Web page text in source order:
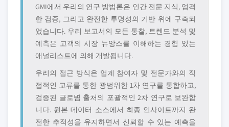
GMI에서 우리의 연구 방법론은 인간 전문 지식, 엄격
한 검증, 그리고 완전한 투명성의 기반 위에 구축되
었습니다. 우리 보고서의 모든 통찰, 트렌드 분석 및
예측은 고객의 시장 뉴앙스를 이해하는 경험 있는
애널리스트에 의해 개발됩니다.
우리의 접근 방식은 업계 참여자 및 전문가와의 직
접적인 교류를 통한 광범위한 1차 연구를 통합하고,
검증된 글로볌 출처의 포괄적인 2차 연구로 보완합
니다. 원본 데이터 소스에서 최종 인사이트까지 완
전한 추적성을 유지하면서 신뢰할 수 있는 예측을